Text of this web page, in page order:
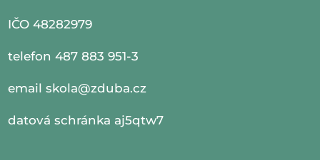
IČO 48282979
telefon 487 883 951-3
emailskola@zduba.cz
datová schránka aj5qtw7